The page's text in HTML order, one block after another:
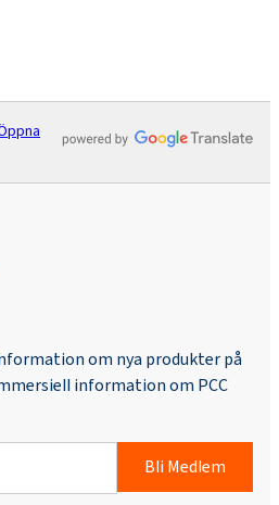
om nya produkter på
information om PCC
Bli Medlem